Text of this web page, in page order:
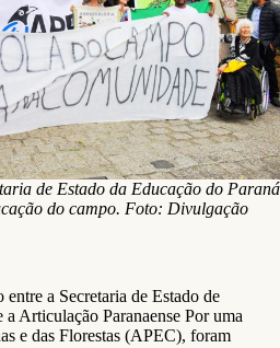
de Estado da Educação do Paraná
do campo. Foto: Divulgação
a Secretaria de Estado de
Articulação Paranaense Por uma
e das Florestas (APEC), foram